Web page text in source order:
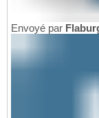
Envoyé par